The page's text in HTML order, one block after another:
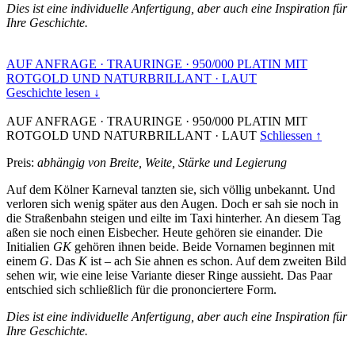
Dies ist eine individuelle Anfertigung, aber auch eine Inspiration für
Ihre Geschichte.
AUF ANFRAGE · TRAURINGE · 950/000 PLATIN MIT
ROTGOLD UND NATURBRILLANT · LAUT
Geschichte lesen ↓
AUF ANFRAGE · TRAURINGE · 950/000 PLATIN MIT
ROTGOLD UND NATURBRILLANT · LAUT Schliessen ↑
Preis: abhängig von Breite, Weite, Stärke und Legierung
Auf dem Kölner Karneval tanzten sie, sich völlig unbekannt. Und
verloren sich wenig später aus den Augen. Doch er sah sie noch in
die Straßenbahn steigen und eilte im Taxi hinterher. An diesem Tag
aßen sie noch einen Eisbecher. Heute gehören sie einander. Die
Initialien GKgehören ihnen beide. Beide Vornamen beginnen mit
einem G. Das Kist – ach Sie ahnen es schon. Auf dem zweiten Bild
sehen wir, wie eine leise Variante dieser Ringe aussieht. Das Paar
entschied sich schließlich für die prononciertere Form.
Dies ist eine individuelle Anfertigung, aber auch eine Inspiration für
Ihre Geschichte.